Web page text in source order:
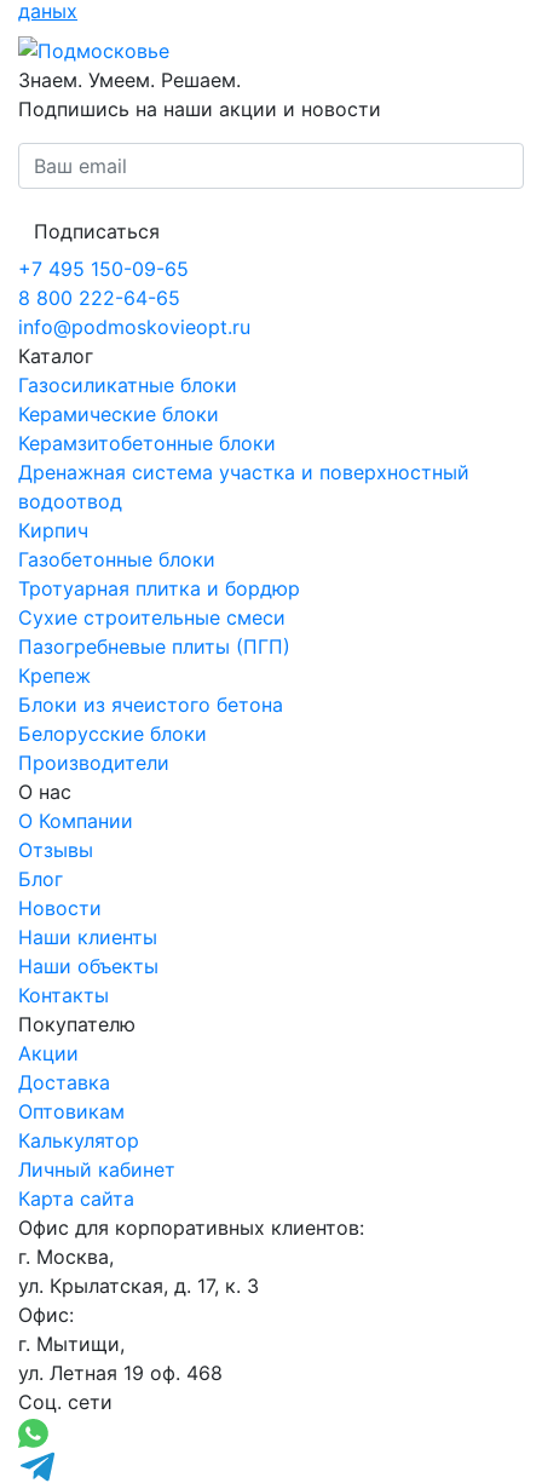
даных
Знаем. Умеем. Решаем.
Подпишись на наши акции и новости
Подписаться
+7 495 150-09-65
8 800 222-64-65
info@podmoskovieopt.ru
Каталог
Газосиликатные блоки
Керамические блоки
Керамзитобетонные блоки
Дренажная система участка и поверхностный
водоотвод
Кирпич
Газобетонные блоки
Тротуарная плитка и бордюр
Сухие строительные смеси
Пазогребневые плиты (ПГП)
Крепеж
Блоки из ячеистого бетона
Белорусские блоки
Производители
О нас
О Компании
Отзывы
Блог
Новости
Наши клиенты
Наши объекты
Контакты
Покупателю
Акции
Доставка
Оптовикам
Калькулятор
Личный кабинет
Карта сайта
Офис для корпоративных клиентов:
г. Москва,
ул. Крылатская, д. 17, к. 3
Офис:
г. Мытищи,
ул. Летная 19 оф. 468
Соц. сети